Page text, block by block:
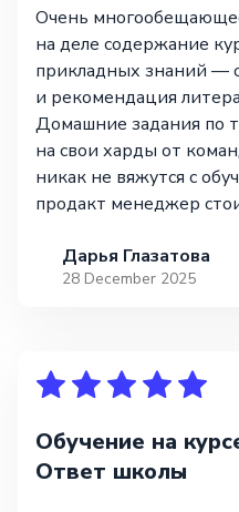
Очень
на деле содержание
прикладных знаний —
и рекомендация
Домашние задания по
на свои харды от
никак не вяжутся с
продакт менеджер
Дарья Глазатова
28 December 2025
Обучение на
Ответ школы